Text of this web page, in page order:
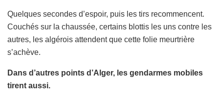
Quelques secondes d’espoir, puis les tirs recommencent.
Couchés sur la chaussée, certains blottis les uns contre les
autres, les algérois attendent que cette folie meurtrière
s’achève.
Dans d’autres points d’Alger, les gendarmes mobiles
tirent aussi.